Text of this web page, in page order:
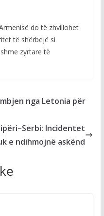
do të zhvillohet
të shërbejë si
zyrtare të
nga Letonia për
Incidentet
e ndihmojnë askënd